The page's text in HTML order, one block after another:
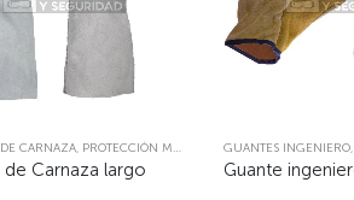
CARNAZA, PROTECCIÓN MANUAL
de Carnaza largo
GUANTES INGENIERO,